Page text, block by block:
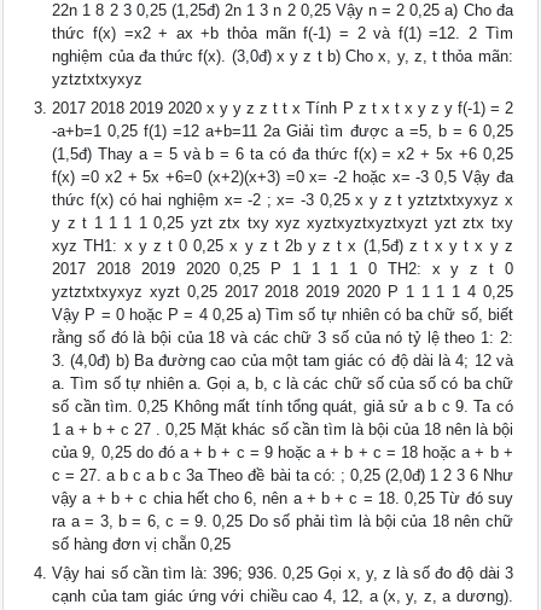
22n 1 8 2 3 0,25 (1,25đ) 2n 1 3 n 2 0,25 Vậy n = 2 0,25 a) Cho đa
thức f(x) =x2 + ax +b thỏa mãn f(-1) = 2 và f(1) =12. 2 Tìm
nghiệm của đa thức f(x). (3,0đ) x y z t b) Cho x, y, z, t thỏa mãn:
yztztxtxyxyz
2017 2018 2019 2020 x y y z z t t x Tính P z t x t x y z y f(-1) = 2
-a+b=1 0,25 f(1) =12 a+b=11 2a Giải tìm được a =5, b = 6 0,25
(1,5đ) Thay a = 5 và b = 6 ta có đa thức f(x) = x2 + 5x +6 0,25
f(x) =0 x2 + 5x +6=0 (x+2)(x+3) =0 x= -2 hoặc x= -3 0,5 Vậy đa
thức f(x) có hai nghiệm x= -2 ; x= -3 0,25 x y z t yztztxtxyxyz x
y z t 1 1 1 1 0,25 yzt ztx txy xyz xyztxyztxyztxyzt yzt ztx txy
xyz TH1: x y z t 0 0,25 x y z t 2b y z t x (1,5đ) z t x y t x y z
2017 2018 2019 2020 0,25 P 1 1 1 1 0 TH2: x y z t 0
yztztxtxyxyz xyzt 0,25 2017 2018 2019 2020 P 1 1 1 1 4 0,25
Vậy P = 0 hoặc P = 4 0,25 a) Tìm số tự nhiên có ba chữ số, biết
rằng số đó là bội của 18 và các chữ 3 số của nó tỷ lệ theo 1: 2:
3. (4,0đ) b) Ba đường cao của một tam giác có độ dài là 4; 12 và
a. Tìm số tự nhiên a. Gọi a, b, c là các chữ số của số có ba chữ
số cần tìm. 0,25 Không mất tính tổng quát, giả sử a b c 9. Ta có
1 a + b + c 27 . 0,25 Mặt khác số cần tìm là bội của 18 nên là bội
của 9, 0,25 do đó a + b + c = 9 hoặc a + b + c = 18 hoặc a + b +
c = 27. a b c a b c 3a Theo đề bài ta có: ; 0,25 (2,0đ) 1 2 3 6 Như
vậy a + b + c chia hết cho 6, nên a + b + c = 18. 0,25 Từ đó suy
ra a = 3, b = 6, c = 9. 0,25 Do số phải tìm là bội của 18 nên chữ
số hàng đơn vị chẵn 0,25
Vậy hai số cần tìm là: 396; 936. 0,25 Gọi x, y, z là số đo độ dài 3
cạnh của tam giác ứng với chiều cao 4, 12, a (x, y, z, a dương).